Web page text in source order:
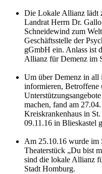
Die Lokale Allianz lädt
Landrat Herrn Dr.
Schneidewind zum
Geschäftsstelle der
gGmbH ein. Anlass ist
Allianz für Demenz im
Um über Demenz in all
informieren, Betroffene
machen, fand am
Kreiskrankenhaus in
09.11.16 in Blieskastel
Am 25.10.16 wurde im
Theaterstück „Du bist
sind die lokale Allianz
Stadt Homburg.